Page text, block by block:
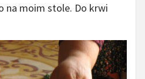
na moim stole. Do krwi